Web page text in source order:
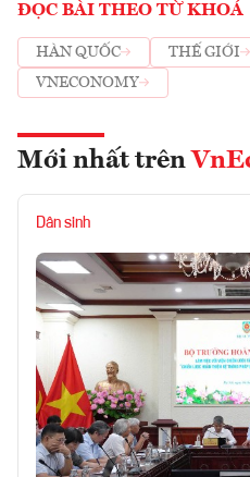
ĐỌC BÀI THEO TỪ KHOÁ
HÀN QUỐC THẾ GIỚI
VNECONOMY
Mới nhất trên
Dân sinh